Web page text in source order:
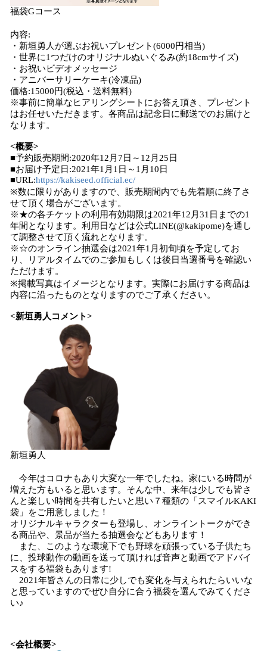
福袋Gコース
内容:
・新垣勇人が選ぶお祝いプレゼント(6000円相当)
・世界に1つだけのオリジナルぬいぐるみ(約18cmサイズ)
・お祝いビデオメッセージ
・アニバーサリーケーキ(冷凍品)
価格:15000円(税込・送料無料)
※事前に簡単なヒアリングシートにお答え頂き、プレゼント
はお任せいただきます。各商品は記念日に郵送でのお届けと
なります。
<概要>
■予約販売期間:2020年12月7日～12月25日
■お届け予定日:2021年1月1日～1月10日
■URL:https://kakiseed.official.ec/
※数に限りがありますので、販売期間内でも先着順に終了さ
せて頂く場合がございます。
※★の各チケットの利用有効期限は2021年12月31日までの1
年間となります。利用日などは公式LINE(@kakipome)を通し
て調整させて頂く流れとなります。
※☆のオンライン抽選会は2021年1月初旬頃を予定してお
り、リアルタイムでのご参加もしくは後日当選番号を確認い
ただけます。
※掲載写真はイメージとなります。実際にお届けする商品は
内容に沿ったものとなりますのでご了承ください。
<新垣勇人コメント>
新垣勇人
今年はコロナもあり大変な一年でしたね。家にいる時間が
増えた方もいると思います。そんな中、来年は少しでも皆さ
んと楽しい時間を共有したいと思い７種類の「スマイルKAKI
袋」をご用意しました！
オリジナルキャラクターも登場し、オンライントークができ
る商品や、景品が当たる抽選会などもあります！
また、このような環境下でも野球を頑張っている子供たち
に、投球動作の動画を送って頂ければ音声と動画でアドバイ
スをする福袋もあります!
2021年皆さんの日常に少しでも変化を与えられたらいいな
と思っていますのでぜひ自分に合う福袋を選んでみてくださ
い♪
<会社概要>